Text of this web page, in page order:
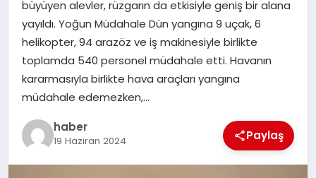
büyüyen alevler, rüzgarın da etkisiyle geniş bir alana
yayıldı. Yoğun Müdahale Dün yangına 9 uçak, 6
helikopter, 94 arazöz ve iş makinesiyle birlikte
toplamda 540 personel müdahale etti. Havanın
kararmasıyla birlikte hava araçları yangına
müdahale edemezken,…
haber
19 Haziran 2024 Paylaş